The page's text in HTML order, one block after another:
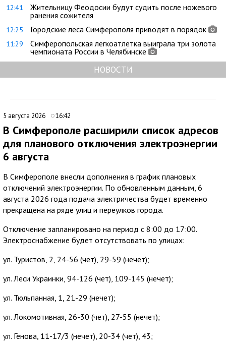
12:41
Жительницу Феодосии будут судить после ножевого
ранения сожителя
12:25 Городские леса Симферополя приводят в порядок
11:29
Симферопольская легкоатлетка выиграла три золота
чемпионата России в Челябинске
НОВОСТИ
5 августа 2026 16:42
В Симферополе расширили список адресов
для планового отключения электроэнергии
6 августа
В Симферополе внесли дополнения в график плановых
отключений электроэнергии. По обновленным данным, 6
августа 2026 года подача электричества будет временно
прекращена на ряде улиц и переулков города.
Отключение запланировано на период с 8:00 до 17:00.
Электроснабжение будет отсутствовать по улицах:
ул. Туристов, 2, 24-56 (чет), 29-59 (нечет);
ул. Леси Украинки, 94-126 (чет), 109-145 (нечет);
ул. Тюльпанная, 1, 21-29 (нечет);
ул. Локомотивная, 26-30 (чет), 27-55 (нечет);
ул. Генова, 11-17/3 (нечет), 20-34 (чет), 43;